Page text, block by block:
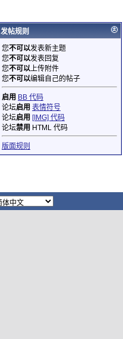
发帖规则
您不可以发表新主题
您不可以发表回复
您不可以上传附件
您不可以编辑自己的帖子
启用 BB 代码
论坛启用 表情符号
论坛启用 [IMG] 代码
论坛禁用 HTML 代码
版面规则